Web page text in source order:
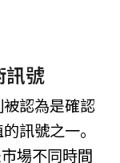
訊號
認為是確認
訊號之一。
場不同時間